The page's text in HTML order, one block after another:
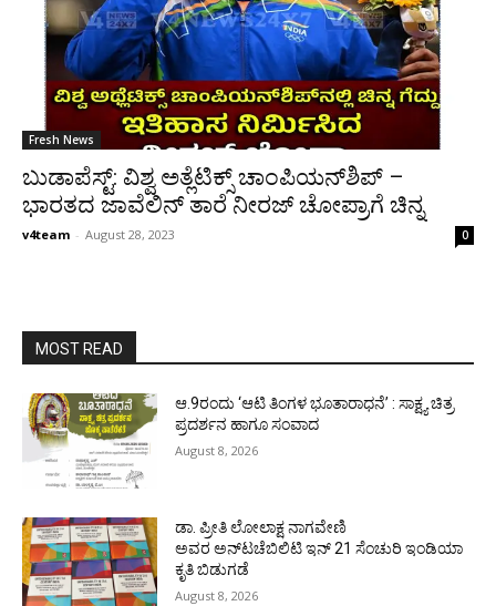
Fresh News
ಬುಡಾಪೆಸ್ಟ್: ವಿಶ್ವ ಅತ್ಲೆಟಿಕ್ಸ್ ಚಾಂಪಿಯನ್‍ಶಿಪ್ –
ಭಾರತದ ಜಾವೆಲಿನ್ ತಾರೆ ನೀರಜ್ ಚೋಪ್ರಾಗೆ ಚಿನ್ನ
v4team - August 28, 2023 0
MOST READ
ಆ.9ರಂದು ‘ಆಟಿ ತಿಂಗಳ ಭೂತಾರಾಧನೆ’ : ಸಾಕ್ಷ್ಯ ಚಿತ್ರ
ಪ್ರದರ್ಶನ ಹಾಗೂ ಸಂವಾದ
August 8, 2026
ಡಾ. ಪ್ರೀತಿ ಲೋಲಾಕ್ಷ ನಾಗವೇಣಿ
ಅವರ ಅನ್‌ಟಚೆಬಿಲಿಟಿ ಇನ್ 21 ಸೆಂಚುರಿ ಇಂಡಿಯಾ
ಕೃತಿ ಬಿಡುಗಡೆ
August 8, 2026